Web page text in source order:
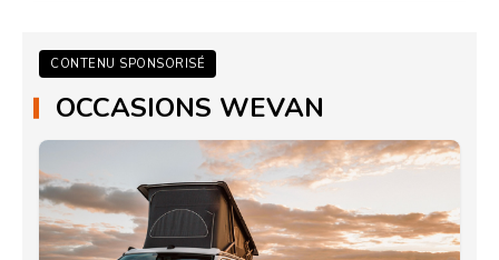
CONTENU SPONSORISÉ
OCCASIONS WEVAN